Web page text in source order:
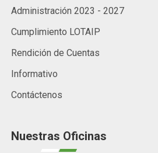
Administración 2023 - 2027
Cumplimiento LOTAIP
Rendición de Cuentas
Informativo
Contáctenos
Nuestras Oficinas